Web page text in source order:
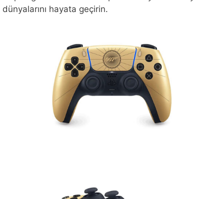
dünyalarını hayata geçirin.